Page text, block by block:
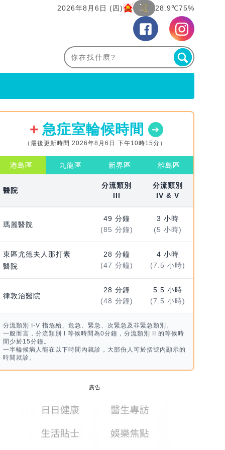
2026年8月6日 (四) 28.9℃75%
急症室輪候時間
（最後更新時間 2026年8月6日 下午10時15分）
港島區 九龍區 新界區 離島區
醫院
分流類別
III
分流類別
IV & V
瑪麗醫院
49 分鐘
(85 分鐘)
3 小時
(5 小時)
東區尤德夫人那打素
醫院
28 分鐘
(47 分鐘)
4 小時
(7.5 小時)
律敦治醫院
28 分鐘
(48 分鐘)
5.5 小時
(7.5 小時)
分流類別 I-V 指危殆、危急、緊急、次緊急及非緊急類別。
一般而言，分流類別 I 等候時間為0分鐘，分流類別 II 的等候時
間少於15分鐘。
一半輪候病人能在以下時間內就診，大部份人可於括號內顯示的
時間就診。
廣告